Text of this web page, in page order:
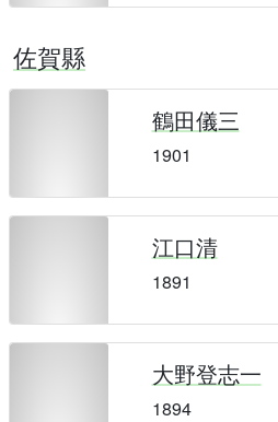
佐賀縣
鶴田儀三
1901
江口清
1891
大野登志一
1894